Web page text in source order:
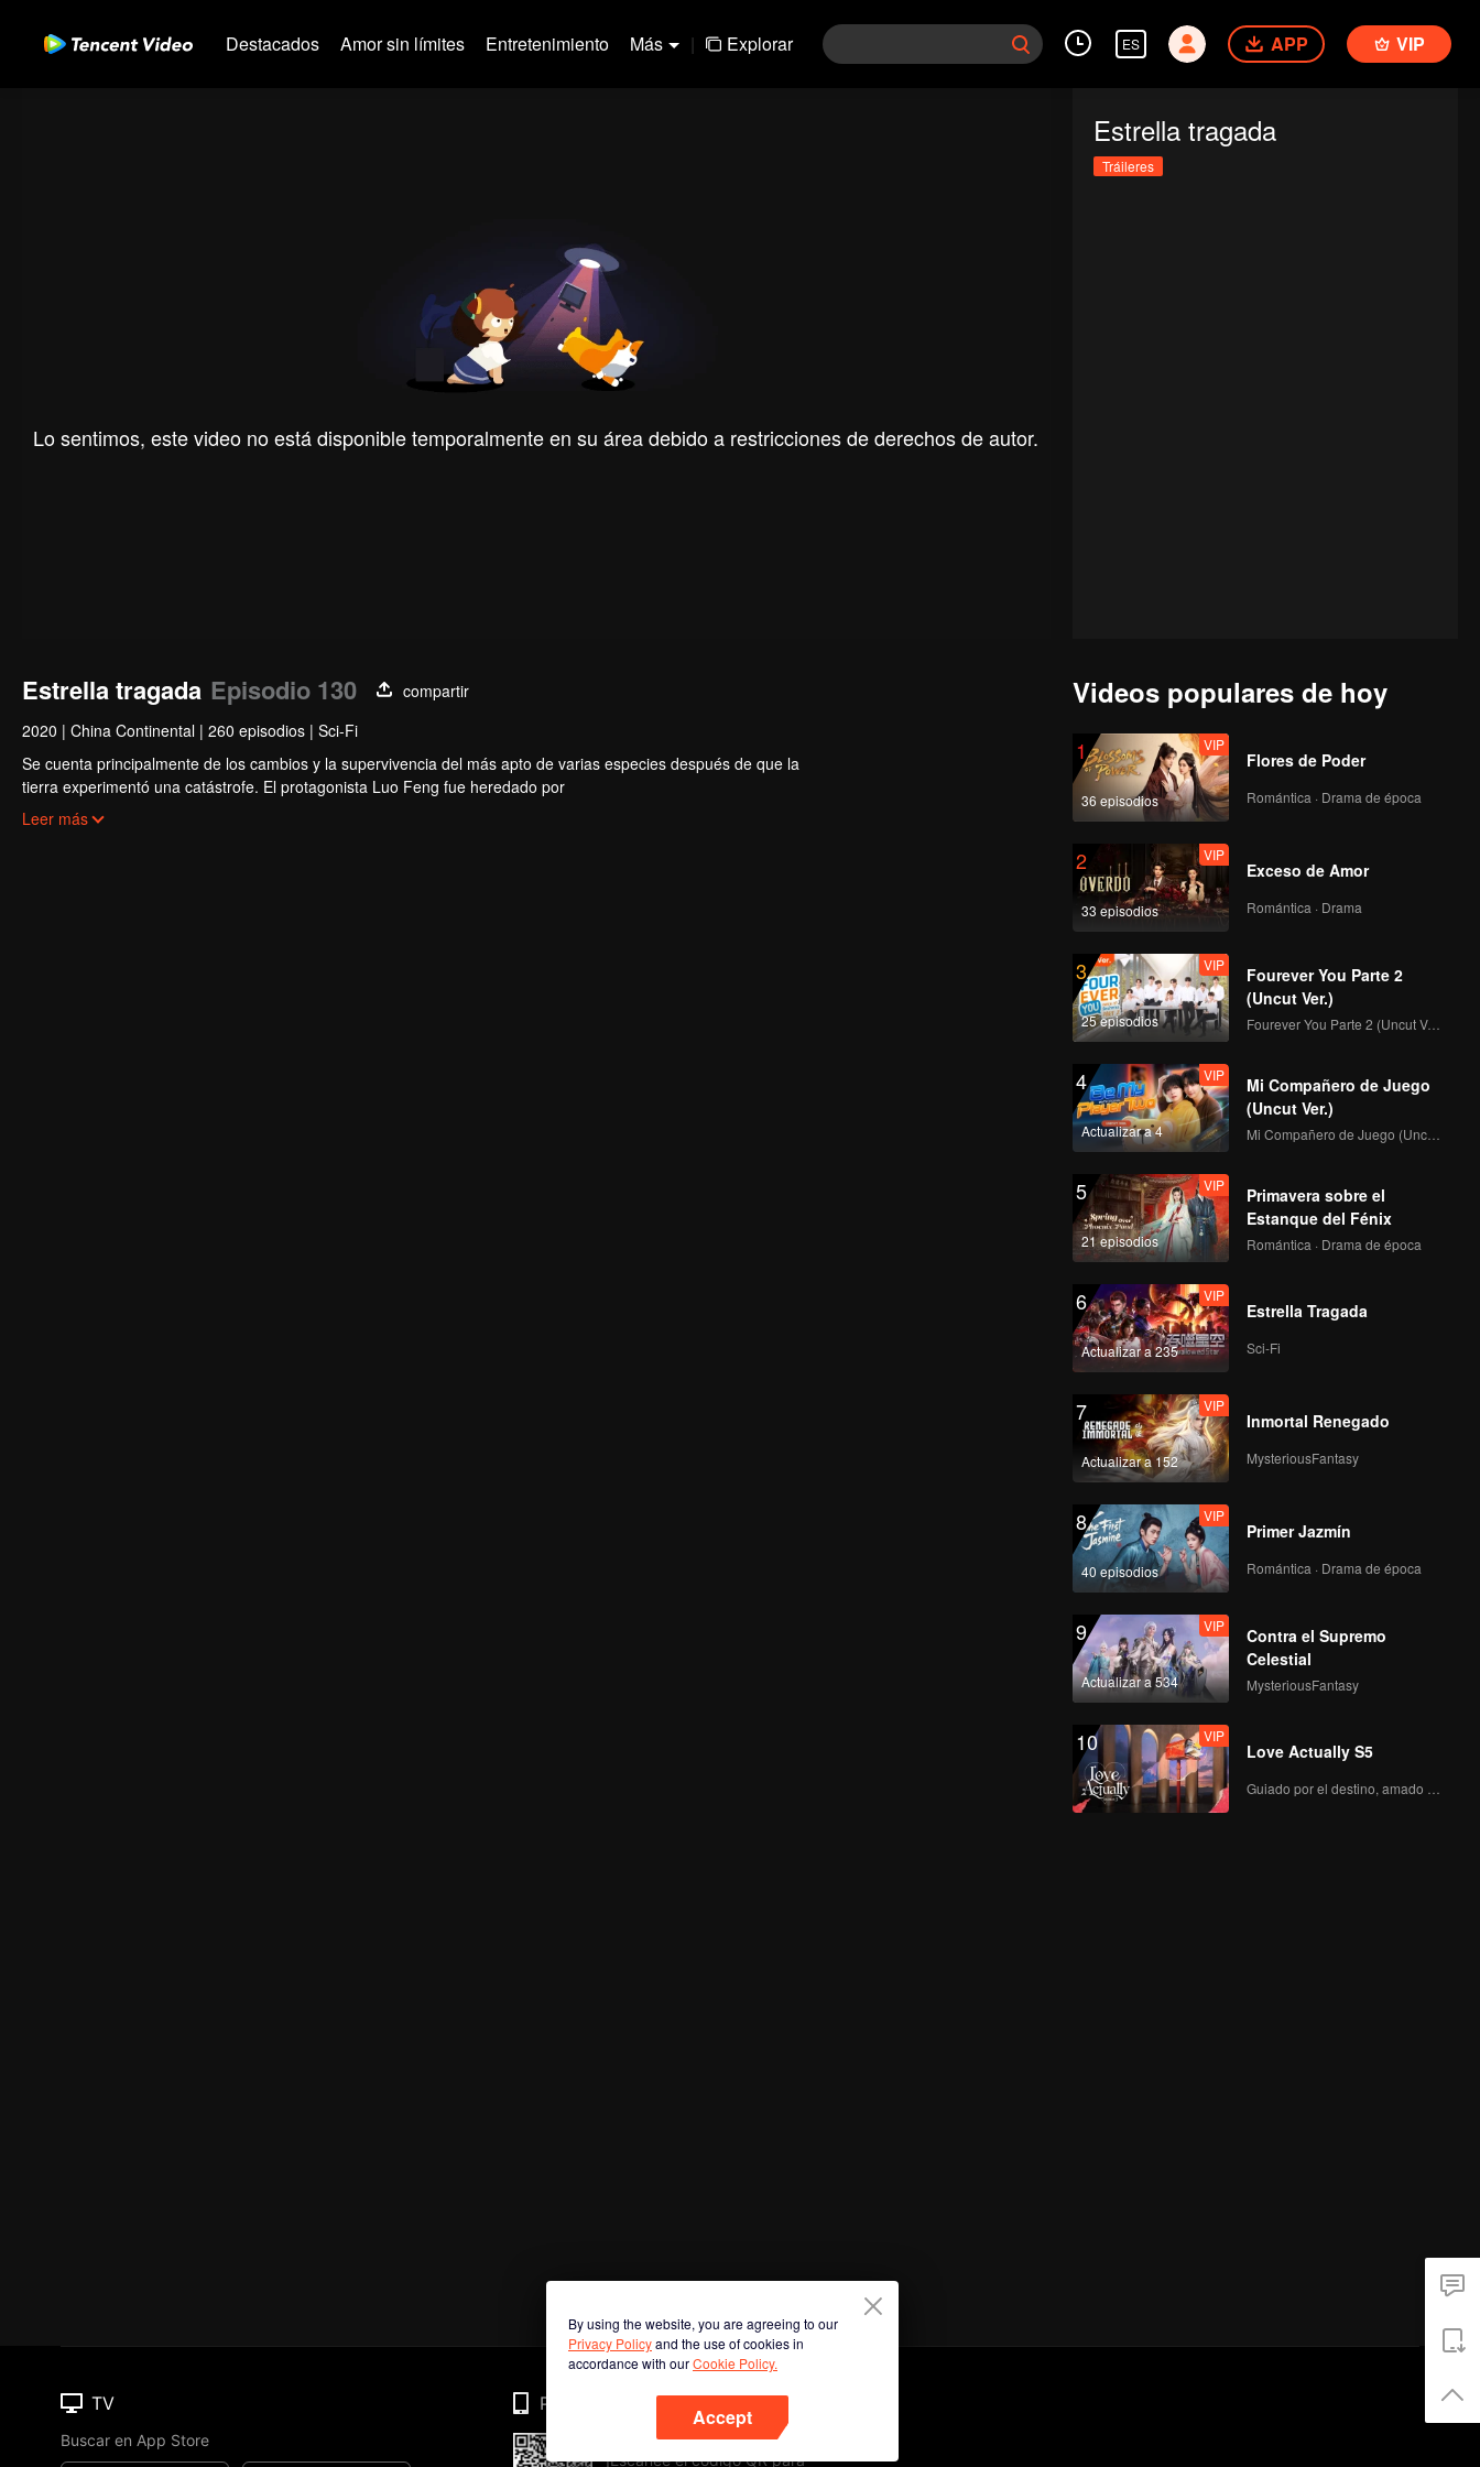
Destacados Amor sin límites Entretenimiento Más | Explorar ES APP VIP
Lo sentimos, este video no está disponible temporalmente en su área debido a restricciones de derechos de autor.
Estrella tragada
Tráileres
Estrella tragada Episodio 130
compartir
2020 | China Continental | 260 episodios | Sci-Fi
Se cuenta principalmente de los cambios y la supervivencia del más apto de varias especies después de que la
tierra experimentó una catástrofe. El protagonista Luo Feng fue heredado por
el propietario de Meteorite y se convirtió en uno de los tres más fuertes en
Leer más
Videos populares de hoy
1
36 episodios
VIP
Flores de Poder
Romántica · Drama de época
2
33 episodios
VIP
Exceso de Amor
Romántica · Drama
3
25 episodios
VIP
Fourever You Parte 2
(Uncut Ver.)
Fourever You Parte 2 (Uncut Ver.)
4
Actualizar a 4
VIP
Mi Compañero de Juego
(Uncut Ver.)
Mi Compañero de Juego (Uncut Ver.)
5
21 episodios
VIP
Primavera sobre el
Estanque del Fénix
Romántica · Drama de época
6
Actualizar a 235
VIP
Estrella Tragada
Sci-Fi
7
Actualizar a 152
VIP
Inmortal Renegado
MysteriousFantasy
8
40 episodios
VIP
Primer Jazmín
Romántica · Drama de época
9
Actualizar a 534
VIP
Contra el Supremo
Celestial
MysteriousFantasy
10 VIP
Love Actually S5
By using the website, you are agreeing to our
Privacy Policyand the use of cookies in
accordance with ourCookie Policy.
Accept
TV
Buscar en App Store
Phone
¡Escanee el código QR para